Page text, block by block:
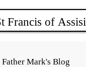
Father Mark's Blog